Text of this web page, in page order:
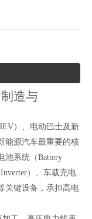
造与
）、电动巴士及新
能源汽车最重要的核
池系统（Battery
）、车载充电
关键设备，承担高电